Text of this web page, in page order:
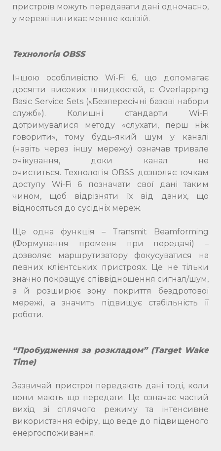
пристроїв можуть передавати дані одночасно,
у мережі виникає менше колізій.
Технологія OBSS
Іншою особливістю Wi-Fi 6, що допомагає
досягти високих швидкостей, є Overlapping
Basic Service Sets («Безпересічні базові набори
служб»). Колишні стандарти Wi-Fi
дотримувалися методу «слухати, перш ніж
говорити», тому будь-який шум у каналі
(навіть через іншу мережу) означав тривале
очікування, доки канал не
очиститься. Технологія OBSS дозволяє точкам
доступу Wi-Fi 6 позначати свої дані таким
чином, щоб відрізняти їх від даних, що
відносяться до сусідніх мереж.
Ще одна функція – Transmit Beamforming
(Формування променя при передачі) –
дозволяє маршрутизатору фокусуватися на
певних клієнтських пристроях. Це не тільки
значно покращує співвідношення сигнал/шум,
а й розширює зону покриття бездротової
мережі, а значить підвищує стабільність її
роботи.
“Пробудження за розкладом” (Target Wake
Time)
Зазвичай пристрої передають дані тоді, коли
вони мають що передати. Це означає частий
вихід зі сплячого режиму та інтенсивне
використання ефіру, що веде до підвищеного
енергоспоживання.